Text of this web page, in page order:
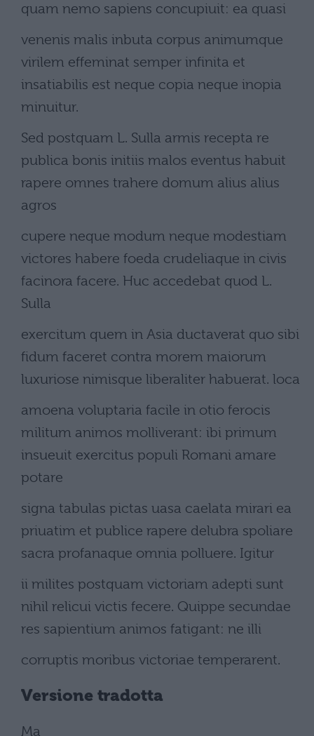
quam nemo sapiens concupiuit: ea quasi
venenis malis inbuta corpus animumque
virilem effeminat semper infinita et
insatiabilis est neque copia neque inopia
minuitur.
Sed postquam L. Sulla armis recepta re
publica bonis initiis malos eventus habuit
rapere omnes trahere domum alius alius
agros
cupere neque modum neque modestiam
victores habere foeda crudeliaque in civis
facinora facere. Huc accedebat quod L.
Sulla
exercitum quem in Asia ductaverat quo sibi
fidum faceret contra morem maiorum
luxuriose nimisque liberaliter habuerat. loca
amoena voluptaria facile in otio ferocis
militum animos molliverant: ibi primum
insueuit exercitus populi Romani amare
potare
signa tabulas pictas uasa caelata mirari ea
priuatim et publice rapere delubra spoliare
sacra profanaque omnia polluere. Igitur
ii milites postquam victoriam adepti sunt
nihil relicui victis fecere. Quippe secundae
res sapientium animos fatigant: ne illi
corruptis moribus victoriae temperarent.
Versione tradotta
Ma